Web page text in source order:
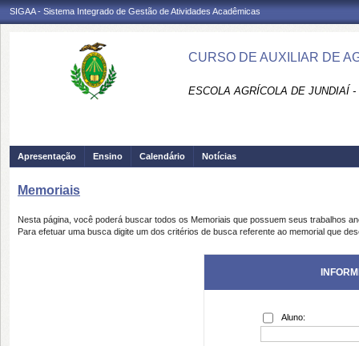
SIGAA - Sistema Integrado de Gestão de Atividades Acadêmicas
CURSO DE AUXILIAR DE
ESCOLA AGRÍCOLA DE JUNDIAÍ -
Apresentação Ensino Calendário Notícias
Memoriais
Nesta página, você poderá buscar todos os Memoriais que possuem seus trabalhos
Para efetuar uma busca digite um dos critérios de busca referente ao memorial que
Aluno: